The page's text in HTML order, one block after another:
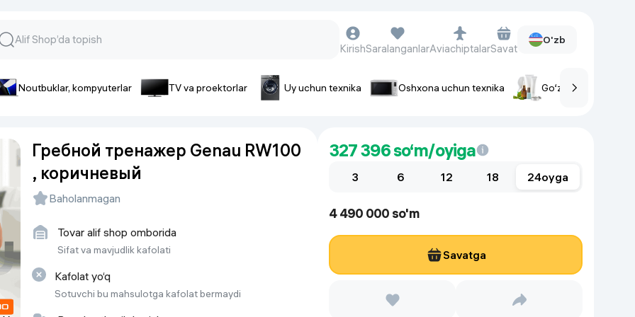
va gadjetlar
Smartfonlar uchun g’ilof
Tegishli tovarlar
Kabellar
Aqlli-soatlar
Qo'l soatlari
Fitnes-brasletlar
Foto apparatlari va Video-
KirishSaralanganlarAviachiptalarSavat
O'zb
Noutbuklar, kompyuterlar TV va proektorlar Uy uchun texnika Oshxona uchun texnika Go‘zallik va parvarish
Гребной тренажер Genau RW100
, коричневый
Baholanmagan
Tovar alif shop omborida
Sifat va mavjudlik kafolati
Kafolat yo‘q
Sotuvchi bu mahsulotga kafolat bermaydi
327 396so‘m/oyiga
3 6 12 18 24oyga
4 490 000 so'm
Savatga